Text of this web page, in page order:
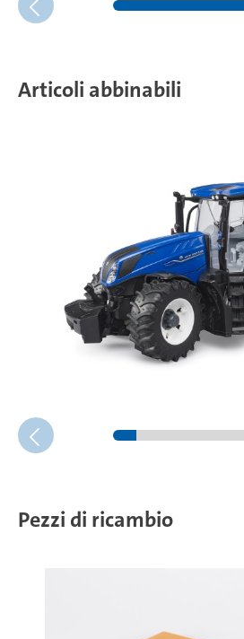
Articoli abbinabili
Pezzi di ricambio